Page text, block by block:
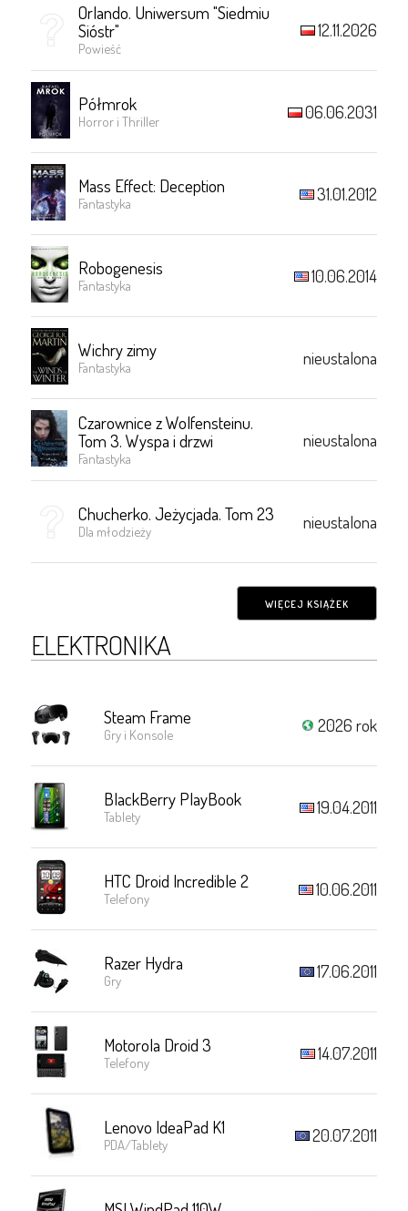
Orlando. Uniwersum "Siedmiu
Sióstr"
Powieść
12.11.2026
Półmrok
Horror i Thriller 06.06.2031
Mass Effect: Deception
Fantastyka 31.01.2012
Robogenesis
Fantastyka 10.06.2014
Wichry zimy
Fantastyka nieustalona
Czarownice z Wolfensteinu.
Tom 3. Wyspa i drzwi
Fantastyka
nieustalona
Chucherko. Jeżycjada. Tom 23
Dla młodzieży nieustalona
WIĘCEJ KSIĄŻEK
ELEKTRONIKA
Steam Frame
Gry i Konsole 2026 rok
BlackBerry PlayBook
Tablety 19.04.2011
HTC Droid Incredible 2
Telefony 10.06.2011
Razer Hydra
Gry 17.06.2011
Motorola Droid 3
Telefony 14.07.2011
Lenovo IdeaPad K1
PDA/Tablety 20.07.2011